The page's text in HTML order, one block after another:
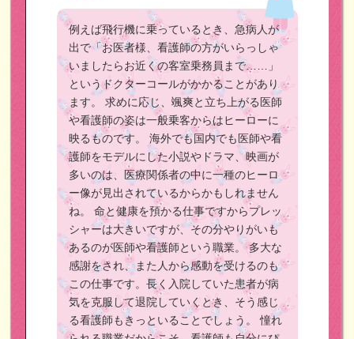
例えば飛行機に乗っているとき、急病人が
出で「お医者様、看護師の方がいらっしゃ
いましたらお近くの客室乗務員まで……」
というドクターコールがかかることがあり
ます。
求めに応じ、颯爽と立ち上がる医師
や看護師の姿は一般乗客からはヒーローに
映るものです。
海外でも国内でも医師や看
護師をモデルにした小説やドラマ、映画が
多いのは、医療関係者の中に一種のヒーロ
ー像が見出されているからかもしれません
ね。
命と健康を預かる仕事ですからプレッ
シャーは大きいですが、その分やりがいも
あるのが医師や看護師という職業。多大な
感謝をされ、また人から感動を受けるのも
この仕事です。長く入院していた患者が病
気を克服して退院していくとき、そう感じ
る看護師もきっといることでしょう。
憧れ